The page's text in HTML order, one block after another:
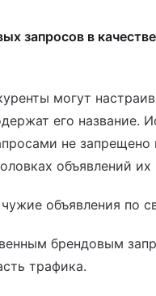
запросов в
могут
его название.
не
объявлений их
объявления по
брендовым
трафика.